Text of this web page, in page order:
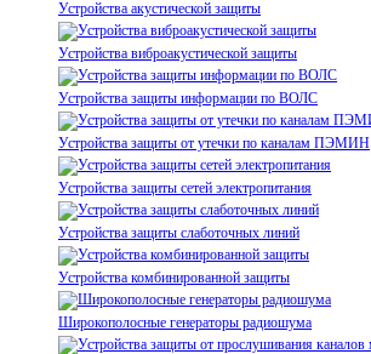
Устройства акустической защиты
Устройства виброакустической защиты
Устройства защиты информации по ВОЛС
Устройства защиты от утечки по каналам ПЭМИН
Устройства защиты сетей электропитания
Устройства защиты слаботочных линий
Устройства комбинированной защиты
Широкополосные генераторы радиошума